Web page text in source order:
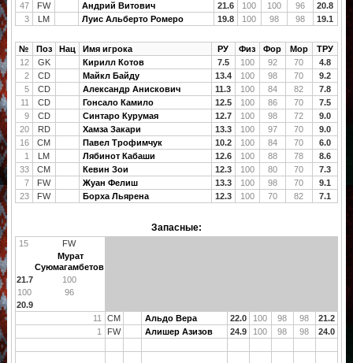
47
FW Андрий Витович 21.6 100 100 96
20.8
3
LM Луис Альберто Ромеро 19.8 100 98 98 19.1
№ Поз Нац Имя игрока РУ Физ Фор Мор
ТРУ
12
GK Кирилл Котов 7.5 100 92 70
4.8
2
CD Майкл Байду 13.4 100 98 70
9.2
5
CD Александр Анискович 11.3 100 84 82
7.8
11
CD Гонсало Камило 12.5 100 86 70
7.5
9
CD Синтаро Курумая 12.7 100 98 72
9.0
20
RD Хамза Закари 13.3 100 97 70
9.0
16
CM Павел Трофимчук 10.2 100 84 70
6.0
1
LM Лябинот Кабаши 12.6 100 88 78
8.6
33
CM Кевин Зои 12.3 100 80 70
7.3
7
FW Жуан Фелиш 13.3 100 98 70
9.1
23
FW Борха Льярена 12.3 100 70 82 7.1
Запасные:
15
FW
Мурат
Суюмагамбетов
21.7
100
100
96
20.9
11
CM Альдо Вера 22.0 100 98 98
21.2
1
FW Алишер Азизов 24.9 100 98 98 24.0